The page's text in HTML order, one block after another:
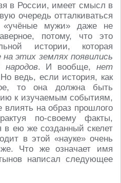
в России, имеет смысл в
очередь отталкиваться
«учёные мужи» даже не
потому, что это
истории, которая
на этих землях появились
. И вообще, нет
ведь, если история, как
то она должна быть
к изучаемым событиям,
на образ прошлого
по-своему факты,
в ею же созданный скелет
в этой «науке» очень
Что же означает имя
написал следующее